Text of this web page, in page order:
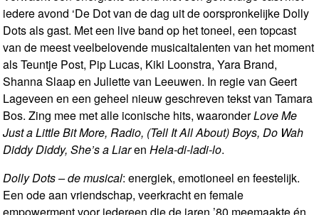
iedere avond ‘De Dot van de dag uit de oorspronkelijke Dolly
Dots als gast. Met een live band op het toneel, een topcast
van de meest veelbelovende musicaltalenten van het moment
als Teuntje Post, Pip Lucas, Kiki Loonstra, Yara Brand,
Shanna Slaap en Juliette van Leeuwen. In regie van Geert
Lageveen en een geheel nieuw geschreven tekst van Tamara
Bos. Zing mee met alle iconische hits, waaronderLove Me
Just a Little Bit More, Radio, (Tell It All About) Boys, Do Wah
Diddy Diddy, She’s a LiarenHela-di-ladi-lo.
Dolly Dots – de musical: energiek, emotioneel en feestelijk.
Een ode aan vriendschap, veerkracht en female
empowerment voor iedereen die de jaren ’80 meemaakte én